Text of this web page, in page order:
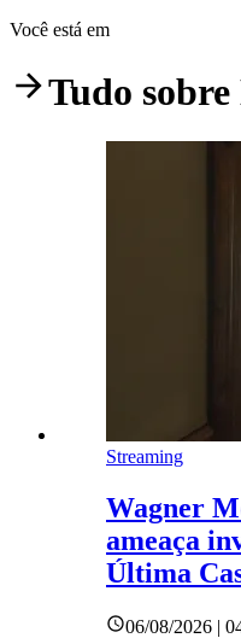
Você está em
Tudo sobre
Streaming
Wagner
ameaça
Última
06/08/2026 |